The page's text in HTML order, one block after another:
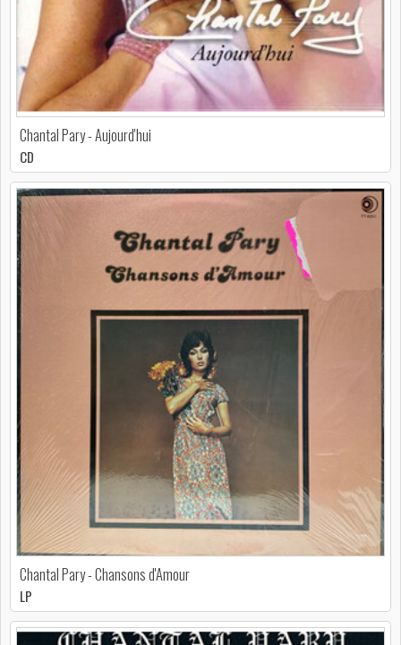
Chantal Pary - Aujourd'hui
CD
Chantal Pary - Chansons d'Amour
LP